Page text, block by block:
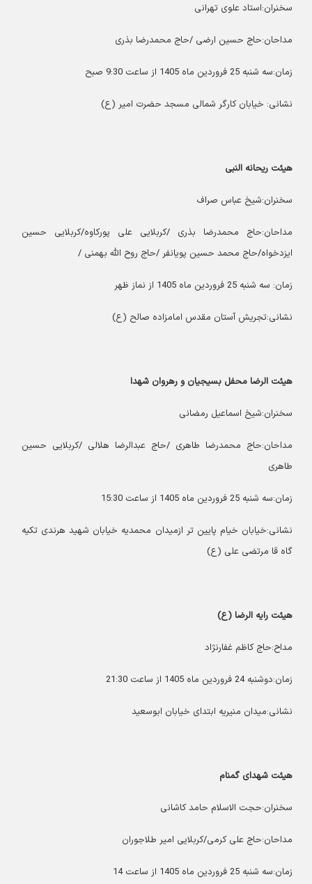
سخنران:استاد علوی تهرانی
مداحان:حاج حسین ارضی /حاج محمدرضا بذری
زمان:سه شنبه 25 فروردین ماه 1405 از ساعت 9:30 صبح
نشانی: خیابان کارگر شمالی مسجد حضرت امیر (ع)
هیئت ریحانه النبی
سخنران:شیخ عباس صراف
مداحان:حاج محمدرضا بذری /کربلایی علی پورکاوه/کربلایی حسین
ایزدخواه/حاج محمد حسین پویانفر /حاج روح الله بهمنی /
زمان: سه شنبه 25 فروردین ماه 1405 از نماز ظهر
نشانی:تجریش آستان مقدس امامزاده صالح (ع)
هیئت الرضا محفل بسیجیان و رهروان شهدا
سخنران:شیخ اسماعیل رمضانی
مداحان:حاج محمدرضا طاهری /حاج عبدالرضا هلالی /کربلایی حسین
طاهری
زمان:سه شنبه 25 فروردین ماه 1405 از ساعت 15:30
نشانی:خیابان خیام پایین تر ازمیدان محمدیه خیابان شهید هرندی تکیه
گاه قا مرتضی علی (ع)
هیئت رایه الرضا (ع)
مداح:حاج کاظم غفارنژاد
زمان:دوشنبه 24 فروردین ماه 1405 از ساعت 21:30
نشانی:میدان منیریه ابتدای خیابان ابوسعید
هیئت شهدای گمنام
سخنران:حجت الاسلام حامد کاشانی
مداحان:حاج علی کرمی/کربلایی امیر طلاجوران
زمان:سه شنبه 25 فروردین ماه 1405 از ساعت 14